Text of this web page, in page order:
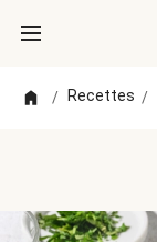
/ Recettes /